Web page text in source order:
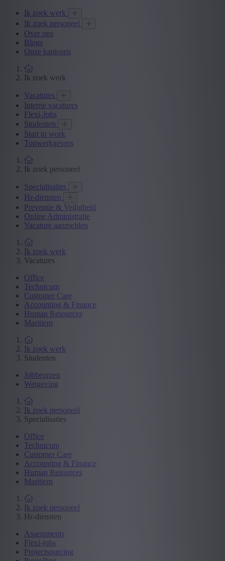
Ik zoek werk
Ik zoek personeel
Over ons
Blogs
Onze kantoren
Ik zoek werk
Vacatures
Interne vacatures
Flexi-Jobs
Studenten
Start to work
Topwerkgevers
Ik zoek personeel
Specialisaties
Hr-diensten
Preventie & Veiligheid
Online Administratie
Vacature aanmelden
Ik zoek werk
Vacatures
Office
Technicum
Customer Care
Accounting & Finance
Human Resources
Maritiem
Ik zoek werk
Studenten
Jobbeurzen
Wetgeving
Ik zoek personeel
Specialisaties
Office
Technicum
Customer Care
Accounting & Finance
Human Resources
Maritiem
Ik zoek personeel
Hr-diensten
Assessments
Flexi-jobs
Projectsourcing